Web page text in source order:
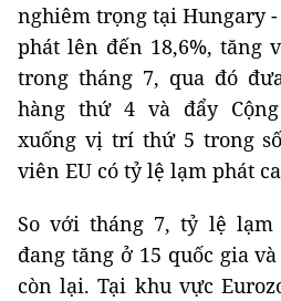
nghiêm trọng tại Hungary
phát lên đến 18,6%, tăng
trong tháng 7, qua đó
hàng thứ 4 và đẩy Cộng
xuống vị trí thứ 5 trong
viên EU có tỷ lệ lạm phát
So với tháng 7, tỷ lệ
đang tăng ở 15 quốc gia
còn lại. Tại khu vực